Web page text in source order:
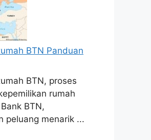
BTN Panduan
BTN, proses
rumah
BTN,
peluang menarik ...